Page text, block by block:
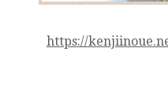
https://